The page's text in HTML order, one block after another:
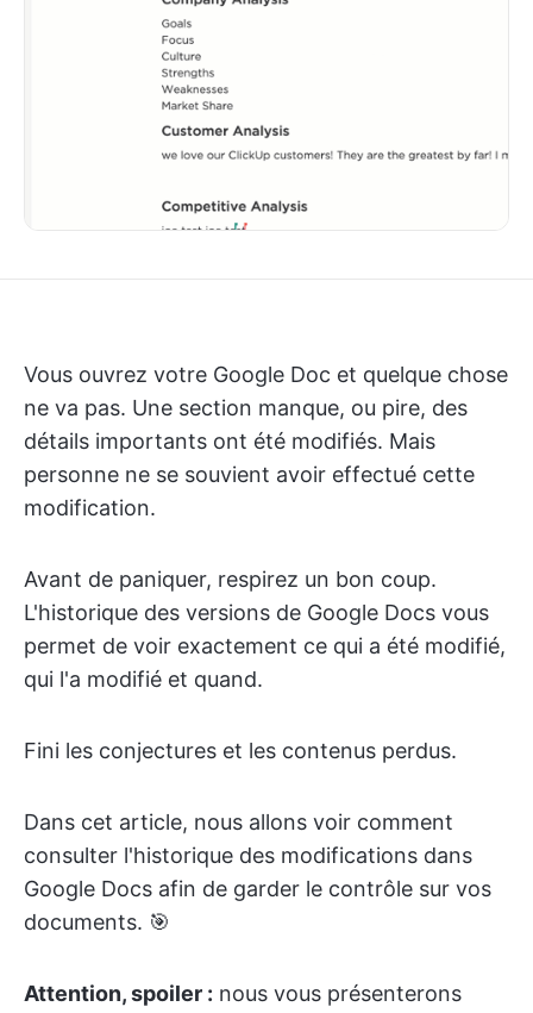
Vous ouvrez votre Google Doc et quelque chose
ne va pas. Une section manque, ou pire, des
détails importants ont été modifiés. Mais
personne ne se souvient avoir effectué cette
modification.
Avant de paniquer, respirez un bon coup.
L'historique des versions de Google Docs vous
permet de voir exactement ce qui a été modifié,
qui l'a modifié et quand.
Fini les conjectures et les contenus perdus.
Dans cet article, nous allons voir comment
consulter l'historique des modifications dans
Google Docs afin de garder le contrôle sur vos
documents. 🎯
Attention, spoiler : nous vous présenterons